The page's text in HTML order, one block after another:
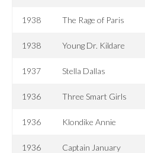
1938 The Rage of Paris
1938 Young Dr. Kildare
1937 Stella Dallas
1936 Three Smart Girls
1936 Klondike Annie
1936 Captain January